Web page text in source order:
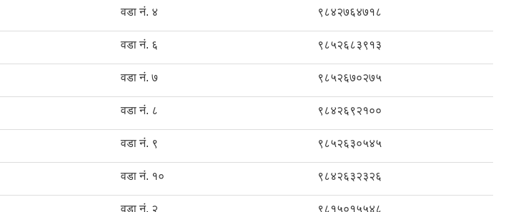
वडा नं. ४ ९८४२७६४७१८
वडा नं. ६ ९८५२६८३९१३
वडा नं. ७ ९८५२६७०२७५
वडा नं. ८ ९८४२६९२१००
वडा नं. ९ ९८५२६३०५४५
वडा नं. १० ९८४२६३२३२६
वडा नं. २ ९८१५०१५५४८